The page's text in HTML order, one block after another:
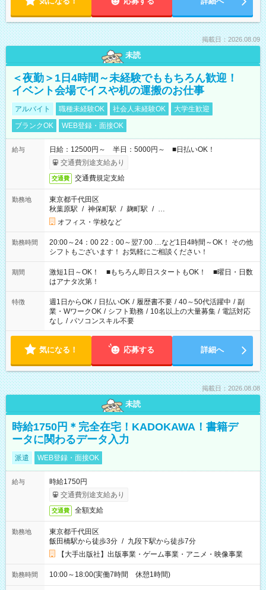
掲載日：2026.08.09
未読
＜夜勤＞1日4時間～未経験でももちろん歓迎！
イベント会場でイスや机の運搬のお仕事
アルバイト 職種未経験OK 社会人未経験OK
大学生歓迎
ブランクOK
WEB登録・面接OK
給与
日給：12500円～ 半日：5000円～ ■日払いOK！
交通費別途支給あり
交通費 交通費規定支給
勤務地
東京都千代田区
秋葉原駅 / 神保町駅 / 麹町駅 / …
オフィス・学校など
勤務時間
20:00～24：00 22：00～翌7:00 …など1日4時間～OK！ その他
シフトもございます！ お気軽にご相談ください！
期間
激短1日～OK！ ■もちろん即日スタートもOK！ ■曜日・日数
はアナタ次第！
特徴 週1日からOK / 日払いOK / 履歴書不要 / 40～50代活躍中 / 副
業・WワークOK / シフト勤務 / 10名以上の大量募集 / 電話対応
なし / パソコンスキル不要
気になる！ 応募する 詳細へ
掲載日：2026.08.08
未読
時給1750円＊完全在宅！KADOKAWA！書籍デ
ータに関わるデータ入力
派遣 WEB登録・面接OK
給与
時給1750円
交通費別途支給あり
交通費 全額支給
勤務地
東京都千代田区
飯田橋駅から徒歩3分 / 九段下駅から徒歩7分
【大手出版社】出版事業・ゲーム事業・アニメ・映像事業
勤務時間 10:00～18:00(実働7時間 休憩1時間)